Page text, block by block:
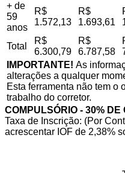
+ de
59
anos
R$
1.572,13
R$
1.693,61
Total
R$
6.300,79
R$
6.787,58
IMPORTANTE! As
alterações a qualquer
Esta ferramenta não tem
trabalho do corretor.
COMPULSÓRIO - 30%
Taxa de Inscrição: (Por
acrescentar IOF de 2,38%